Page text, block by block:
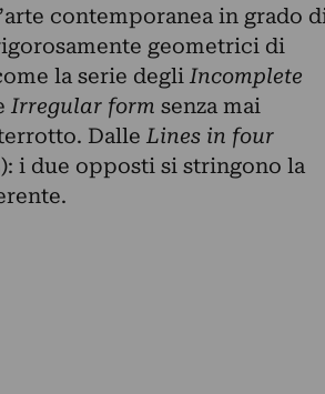
contemporanea in grado
geometrici di
la serie degli Incomplete
Irregular form senza mai
Dalle Lines in four
i due opposti si stringono la